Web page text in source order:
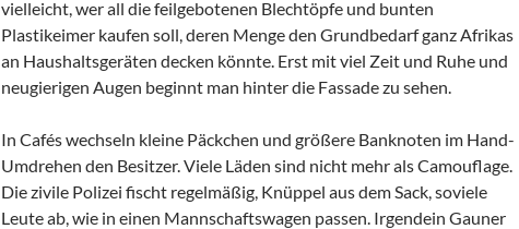
vielleicht, wer all die feilgebotenen Blechtöpfe und bunten
Plastikeimer kaufen soll, deren Menge den Grundbedarf ganz Afrikas
an Haushaltsgeräten decken könnte. Erst mit viel Zeit und Ruhe und
neugierigen Augen beginnt man hinter die Fassade zu sehen.
In Cafés wechseln kleine Päckchen und größere Banknoten im Hand-
Umdrehen den Besitzer. Viele Läden sind nicht mehr als Camouflage.
Die zivile Polizei fischt regelmäßig, Knüppel aus dem Sack, soviele
Leute ab, wie in einen Mannschaftswagen passen. Irgendein Gauner